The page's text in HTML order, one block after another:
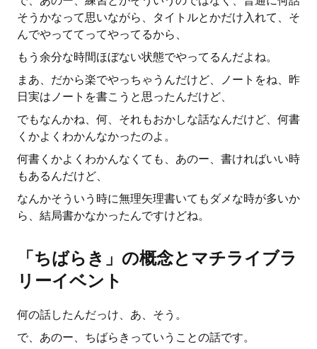
そうかなって思いながら、タイトルとかだけ入れて、そ
んでやっててってやってるから、
もう余分な時間ほぼない状態でやってるんだよね。
まあ、だから楽でやっちゃうんだけど、ノートをね、昨
日実はノートを書こうと思ったんだけど、
でもなんかね、何、それもおかしな話なんだけど、何書
くかよくわかんなかったのよ。
何書くかよくわかんなくても、あのー、書ければいい時
もあるんだけど、
なんかそういう時に無理矢理書いてもダメな時が多いか
ら、結局書かなかったんですけどね。
「ちばらき」の概念とマチライブラ
リーイベント
何の話したんだっけ、あ、そう。
で、あのー、ちばらきっていうことの話です。